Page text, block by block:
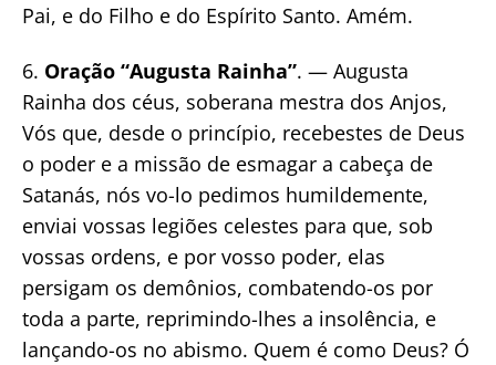
Pai, e do Filho e do Espírito Santo. Amém.
6. Oração “Augusta Rainha”. — Augusta
Rainha dos céus, soberana mestra dos Anjos,
Vós que, desde o princípio, recebestes de Deus
o poder e a missão de esmagar a cabeça de
Satanás, nós vo-lo pedimos humildemente,
enviai vossas legiões celestes para que, sob
vossas ordens, e por vosso poder, elas
persigam os demônios, combatendo-os por
toda a parte, reprimindo-lhes a insolência, e
lançando-os no abismo. Quem é como Deus? Ó